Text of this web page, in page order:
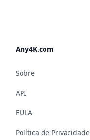
Any4K.com
Sobre
API
EULA
Política de Privacidade